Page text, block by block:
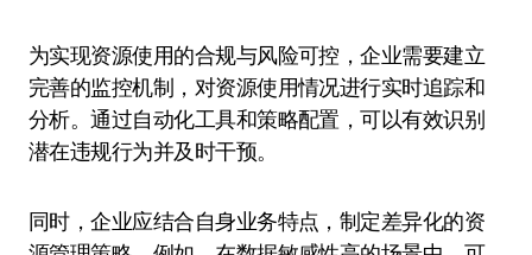
为实现资源使用的合规与风险可控，企业需要建立
完善的监控机制，对资源使用情况进行实时追踪和
分析。通过自动化工具和策略配置，可以有效识别
潜在违规行为并及时干预。
同时，企业应结合自身业务特点，制定差异化的资